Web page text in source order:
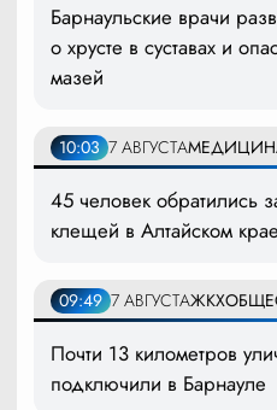
Барнаульские врачи
о хрусте в суставах и
мазей
10:03 7 АВГУСТА
45 человек обратились
клещей в Алтайском крае
09:49 7 АВГУСТАЖКХ
Почти 13 километров
подключили в Барнауле